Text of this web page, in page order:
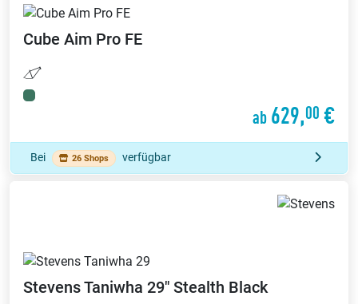
Cube Aim Pro FE
ab 629,00 €
Bei 26 Shops verfügbar
StevensTaniwha 29" Stealth Black